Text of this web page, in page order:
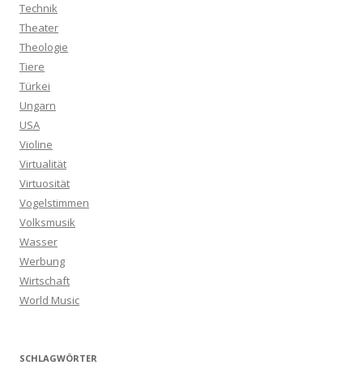
Technik
Theater
Theologie
Tiere
Türkei
Ungarn
USA
Violine
Virtualität
Virtuosität
Vogelstimmen
Volksmusik
Wasser
Werbung
Wirtschaft
World Music
SCHLAGWÖRTER